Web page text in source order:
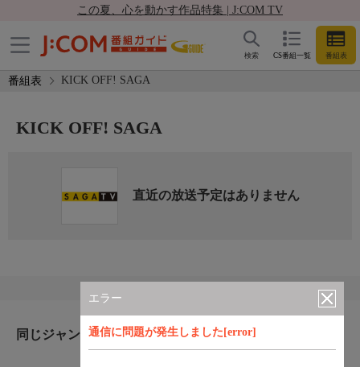
この夏、心を動かす作品特集 | J:COM TV
CS番組一覧 番組表
検索
番組表 KICK OFF! SAGA
エラー
通信に問題が発生しました[error]
KICK OFF! SAGA
直近の放送予定はありません
同じジャンルのおすすめ番組